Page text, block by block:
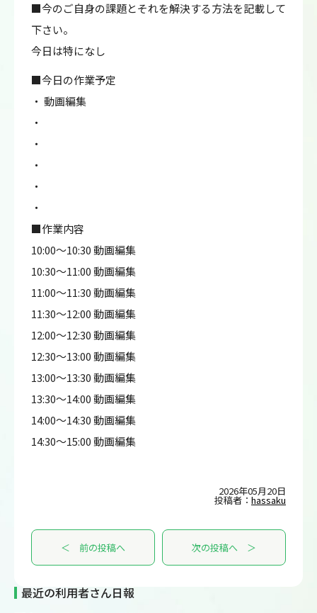
■今のご自身の課題とそれを解決する方法を記載して
下さい。
今日は特になし
■今日の作業予定
・ 動画編集
・
・
・
・
・
■作業内容
10:00～10:30 動画編集
10:30～11:00 動画編集
11:00～11:30 動画編集
11:30～12:00 動画編集
12:00～12:30 動画編集
12:30～13:00 動画編集
13:00～13:30 動画編集
13:30～14:00 動画編集
14:00～14:30 動画編集
14:30～15:00 動画編集
2026年05月20日
投稿者： hassaku
＜ 前の投稿へ 次の投稿へ ＞
最近の利用者さん日報